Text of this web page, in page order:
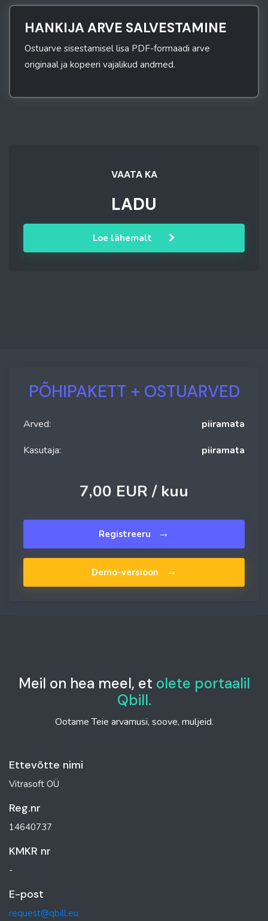
HANKIJA ARVE SALVESTAMINE
Ostuarve sisestamisel lisa PDF-formaadi arve
originaal ja kopeeri vajalikud andmed.
VAATA KA
LADU
Loe lähemalt
PÕHIPAKETT + OSTUARVED
Arved:
piiramata
Kasutaja:
piiramata
7,00 EUR / kuu
Registreeru →
Demo-versioon →
Meil on hea meel, et olete portaalil
Qbill.
Ootame Teie arvamusi, soove, muljeid.
Ettevõtte nimi
Vitrasoft OÜ
Reg.nr
14640737
KMKR nr
-
E-post
request@qbill.eu